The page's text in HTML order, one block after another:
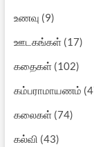
உணவு (9)
ஊடகங்கள்(17)
கதைகள்(102)
கம்பராமாயணம்
கலைகள்(74)
கல்வி (43)